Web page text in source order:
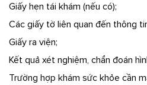
Giấy hẹn tái khám (nếu có);
Các giấy tờ liên quan đến thông
Giấy ra viện;
Kết quả xét nghiệm, chẩn đoán
Trường hợp khám sức khỏe cần